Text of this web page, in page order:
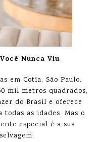
Nunca Viu
em Cotia, São Paulo.
mil metros quadrados,
do Brasil e oferece
as idades. Mas o
especial é a sua